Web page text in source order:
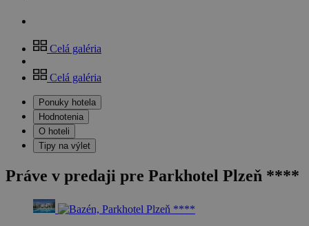
Celá galéria
Celá galéria
Ponuky hotela
Hodnotenia
O hoteli
Tipy na výlet
Práve v predaji pre Parkhotel Plzeň ****